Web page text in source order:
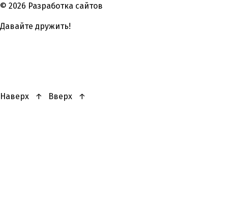
записям
© 2026 Разработка сайтов
Давайте дружить!
Наверх ↑ Вверх ↑